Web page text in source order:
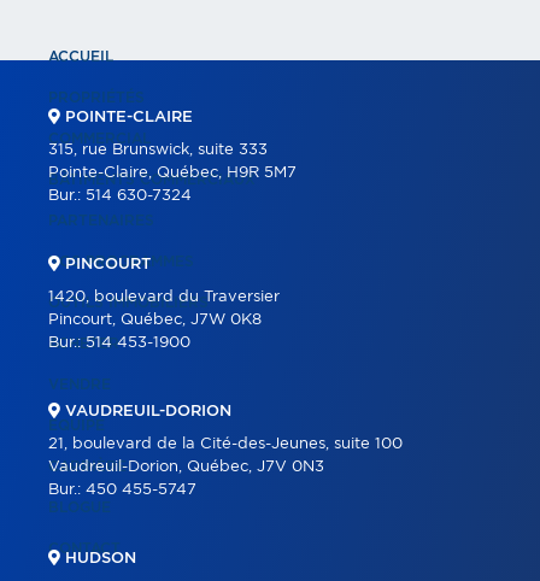
ACCUEIL
PROPRIÉTÉS
COMMERCIAL
BÂTIMENTS COMMERCIAUX
PARTENAIRES
NOS PROGRAMMES
OUTILS IMMOBILIERS
ACHETER
VENDRE
ÉQUIPE
CARRIÈRE
BLOGUE
CONTACT
POINTE-CLAIRE
315, rue Brunswick, suite 333
Pointe-Claire, Québec, H9R 5M7
Bur.: 514 630-7324
PINCOURT
1420, boulevard du Traversier
Pincourt, Québec, J7W 0K8
Bur.:514 453-1900
VAUDREUIL-DORION
21, boulevard de la Cité-des-Jeunes, suite 100
Vaudreuil-Dorion, Québec, J7V 0N3
Bur.: 450 455-5747
HUDSON